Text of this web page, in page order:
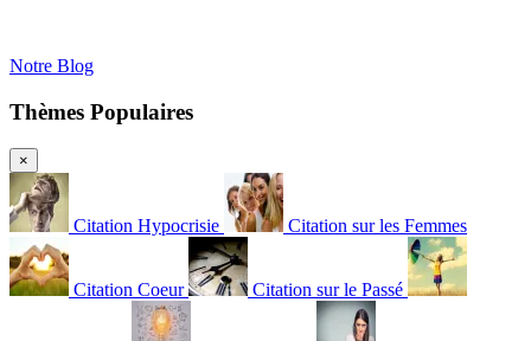
Notre Blog
Thèmes Populaires
×
Citation Hypocrisie Citation sur les Femmes
Citation Coeur Citation sur le Passé